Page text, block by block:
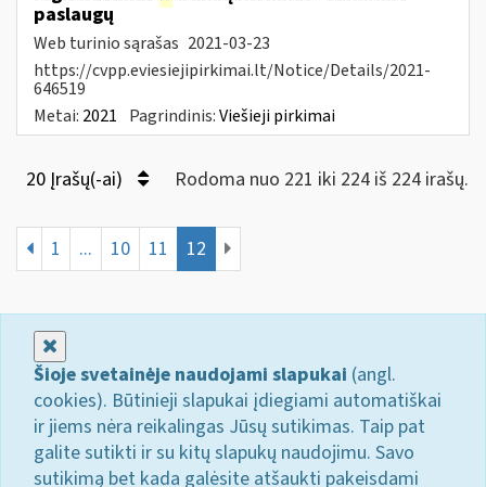
paslaugų
Web turinio sąrašas 2021-03-23
https://cvpp.eviesiejipirkimai.lt/Notice/Details/2021-
646519
Metai: 2021 Pagrindinis:Viešieji pirkimai
20 Įrašų(-ai) Rodoma nuo 221 iki 224 iš 224 irašų.
1 ... 10 11 12
Šioje svetainėje naudojami slapukai (angl.
cookies). Būtinieji slapukai įdiegiami automatiškai
ir jiems nėra reikalingas Jūsų sutikimas. Taip pat
galite sutikti ir su kitų slapukų naudojimu. Savo
sutikimą bet kada galėsite atšaukti pakeisdami